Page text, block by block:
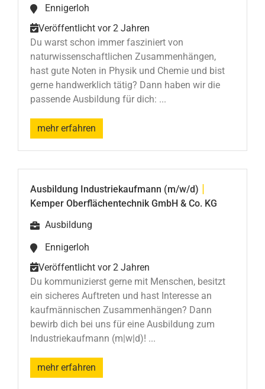
Ennigerloh
Veröffentlicht vor 2 Jahren
Du warst schon immer fasziniert von
naturwissenschaftlichen Zusammenhängen,
hast gute Noten in Physik und Chemie und bist
gerne handwerklich tätig? Dann haben wir die
passende Ausbildung für dich: ...
mehr erfahren
Ausbildung Industriekaufmann (m/w/d) |
Kemper Oberflächentechnik GmbH & Co. KG
Ausbildung
Ennigerloh
Veröffentlicht vor 2 Jahren
Du kommunizierst gerne mit Menschen, besitzt
ein sicheres Auftreten und hast Interesse an
kaufmännischen Zusammenhängen? Dann
bewirb dich bei uns für eine Ausbildung zum
Industriekaufmann (m|w|d)! ...
mehr erfahren